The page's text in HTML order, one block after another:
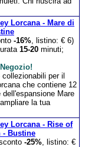
Lorcana - Mare di
-16%, listino: € 6)
15-20 minuti;
per il
che contiene 12
Mare
la tua
Lorcana - Rise of
- Bustine
-25%, listino: €